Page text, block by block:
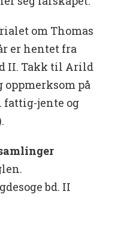
om Thomas
er hentet fra
II. Takk til Arild
oppmerksom på
fattig-jente og
bd. II